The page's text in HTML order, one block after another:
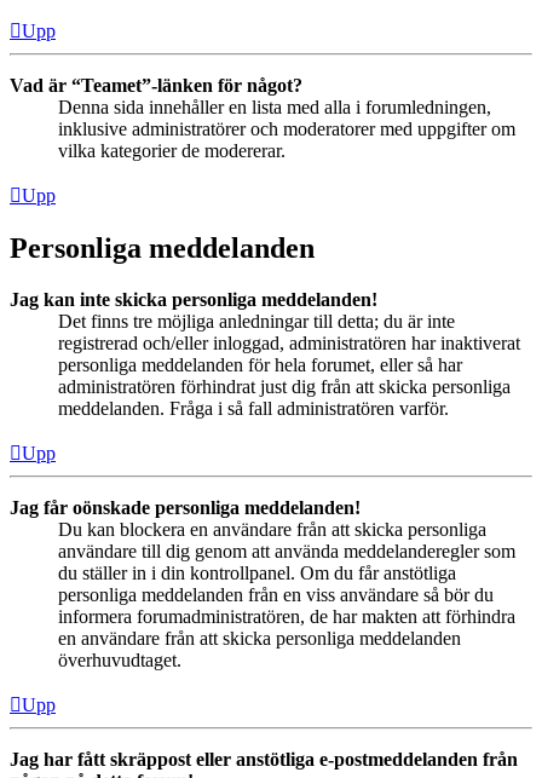
Upp
Vad är “Teamet”-länken för något?
Denna sida innehåller en lista med alla i forumledningen,
inklusive administratörer och moderatorer med uppgifter om
vilka kategorier de modererar.
Upp
Personliga meddelanden
Jag kan inte skicka personliga meddelanden!
Det finns tre möjliga anledningar till detta; du är inte
registrerad och/eller inloggad, administratören har inaktiverat
personliga meddelanden för hela forumet, eller så har
administratören förhindrat just dig från att skicka personliga
meddelanden. Fråga i så fall administratören varför.
Upp
Jag får oönskade personliga meddelanden!
Du kan blockera en användare från att skicka personliga
användare till dig genom att använda meddelanderegler som
du ställer in i din kontrollpanel. Om du får anstötliga
personliga meddelanden från en viss användare så bör du
informera forumadministratören, de har makten att förhindra
en användare från att skicka personliga meddelanden
överhuvudtaget.
Upp
Jag har fått skräppost eller anstötliga e-postmeddelanden från